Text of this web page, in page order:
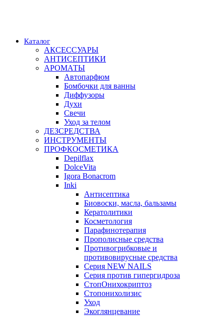
Каталог
АКСЕССУАРЫ
АНТИСЕПТИКИ
АРОМАТЫ
Автопарфюм
Бомбочки для ванны
Диффузоры
Духи
Свечи
Уход за телом
ДЕЗСРЕДСТВА
ИНСТРУМЕНТЫ
ПРОФКОСМЕТИКА
Depilflax
DolceVita
Igora Bonacrom
Inki
Антисептика
Биовоски, масла, бальзамы
Кератолитики
Косметология
Парафинотерапия
Прополисные средства
Противогрибковые и
противовирусные средства
Серия NEW NAILS
Серия против гипергидроза
СтопОнихокриптоз
Стопонихолизис
Уход
Экоглянцевание